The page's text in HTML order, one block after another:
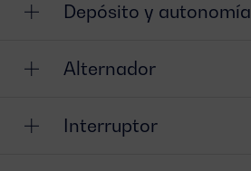
Depósito y autonomía
Alternador
Interruptor